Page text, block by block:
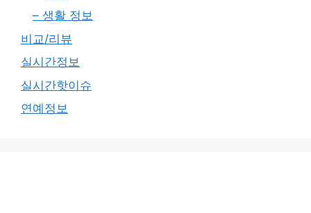
– 생활 정보
비교/리뷰
실시간정보
실시간핫이슈
연예정보